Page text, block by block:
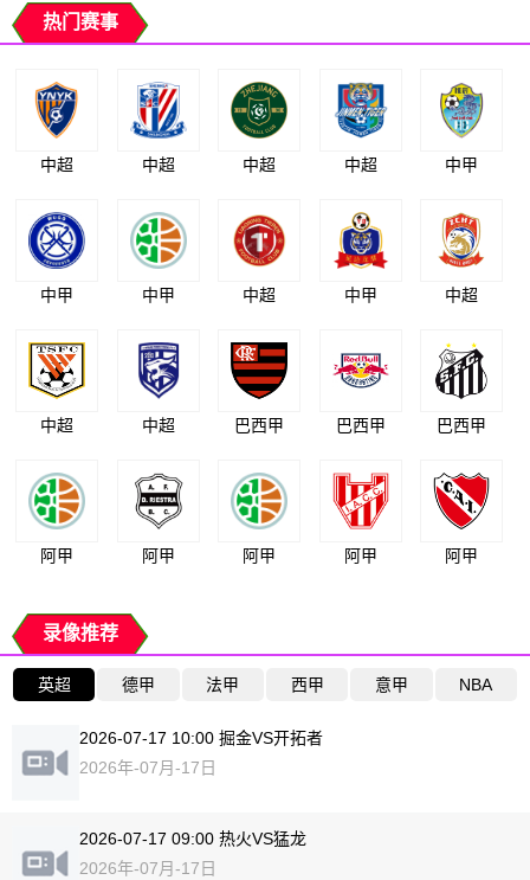
热门赛事
中超 中超 中超 中超 中甲
中甲 中甲 中超 中甲 中超
中超 中超 巴西甲 巴西甲 巴西甲
阿甲 阿甲 阿甲 阿甲 阿甲
录像推荐
英超 德甲 法甲 西甲 意甲 NBA
2026-07-17 10:00 掘金VS开拓者
2026年-07月-17日
2026-07-17 09:00 热火VS猛龙
2026年-07月-17日